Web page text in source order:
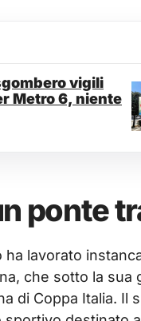
vigili
Metro 6, niente
ponte
lavorato
che sotto la
di Coppa Italia. Il